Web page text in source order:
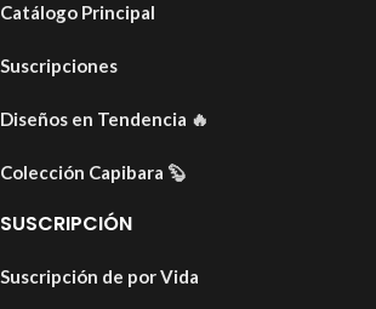
Catálogo Principal
Suscripciones
Diseños en Tendencia 🔥
Colección Capibara 🦫
SUSCRIPCIÓN
Suscripción de por Vida